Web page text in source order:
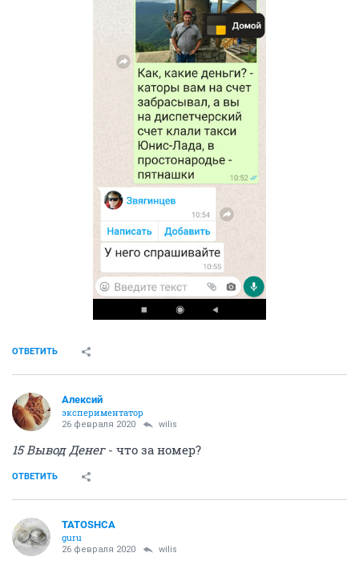
ОТВЕТИТЬ
Алексий
экспериментатор
26 февраля 2020 wilis
15 Вывод Денег- что за номер?
ОТВЕТИТЬ
TATOSHCA
guru
26 февраля 2020 wilis